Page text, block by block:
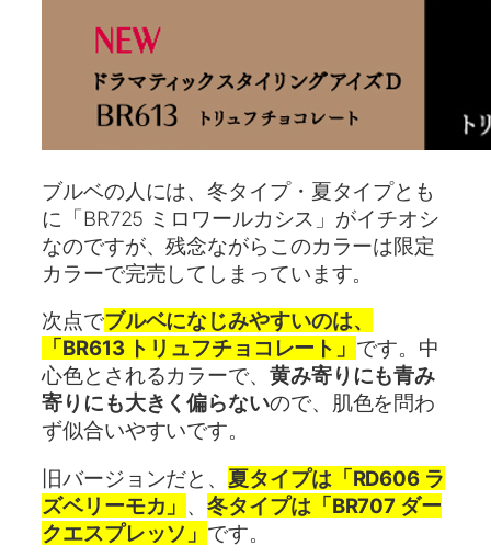
ブルベの人には、冬タイプ・夏タイプとも
に「BR725 ミロワールカシス」がイチオシ
なのですが、残念ながらこのカラーは限定
カラーで完売してしまっています。
次点でブルベになじみやすいのは、
「BR613 トリュフチョコレート」 です。中
心色とされるカラーで、 黄み寄りにも青み
寄りにも大きく偏らないので、肌色を問わ
ず似合いやすいです。
旧バージョンだと、 夏タイプは「RD606 ラ
ズベリーモカ」 、冬タイプは「BR707 ダー
クエスプレッソ」 です。